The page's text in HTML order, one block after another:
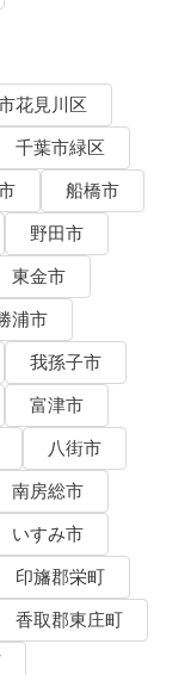
花見川区
千葉市緑区
船橋市
野田市
東金市
浦市
我孫子市
富津市
八街市
南房総市
いすみ市
印旛郡栄町
香取郡東庄町